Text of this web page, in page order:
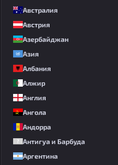
Австралия
Австрия
Азербайджан
Азия
Албания
Алжир
Англия
Ангола
Андорра
Антигуа и Барбуда
Аргентина